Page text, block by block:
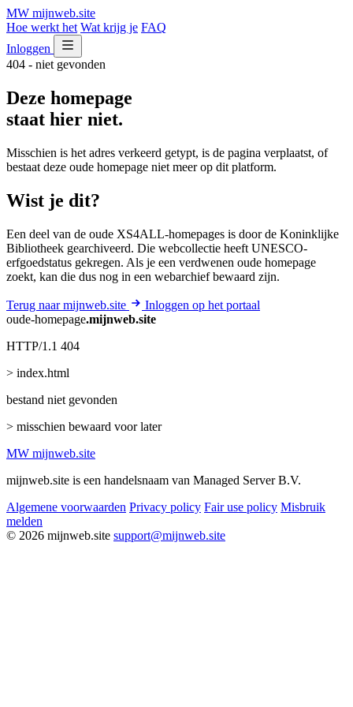
MW mijnweb.site
Hoe werkt het Wat krijg je FAQ
Inloggen
404 - niet gevonden
Deze homepage
staat hier niet.
Misschien is het adres verkeerd getypt, is de pagina verplaatst, of
bestaat deze oude homepage niet meer op dit platform.
Wist je dit?
Een deel van de oude XS4ALL-homepages is door de Koninklijke
Bibliotheek gearchiveerd. Die webcollectie heeft UNESCO-
erfgoedstatus gekregen. Als je een verdwenen oude homepage
zoekt, kan die dus nog in een webarchief bewaard zijn.
Terug naar mijnweb.site
Inloggen op het portaal
oude-homepage.mijnweb.site
HTTP/1.1 404
> index.html
bestand niet gevonden
> misschien bewaard voor later
MW mijnweb.site
mijnweb.site is een handelsnaam van Managed Server B.V.
Algemene voorwaarden Privacy policy Fair use policy Misbruik
melden
© 2026 mijnweb.site support@mijnweb.site